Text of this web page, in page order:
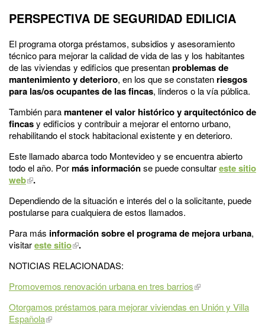
PERSPECTIVA DE SEGURIDAD EDILICIA
El programa otorga préstamos, subsidios y asesoramiento
técnico para mejorar la calidad de vida de las y los habitantes
de las viviendas y edificios que presentanproblemas de
mantenimiento y deterioro, en los que se constaten riesgos
para las/os ocupantes de las fincas, linderos o la vía pública.
También paramantener el valor histórico y arquitectónico de
fincasy edificios y contribuir a mejorar el entorno urbano,
rehabilitando el stock habitacional existente y en deterioro.
Este llamado abarca todo Montevideo y se encuentra abierto
todo el año. Pormás informaciónse puede consultareste sitio
web .
Dependiendo de la situación e interés del o la solicitante, puede
postularse para cualquiera de estos llamados.
Para más información sobre el programa de mejora urbana,
visitareste sitio .
NOTICIAS RELACIONADAS:
Promovemos renovación urbana en tres barrios
Otorgamos préstamos para mejorar viviendas en Unión y Villa
Española